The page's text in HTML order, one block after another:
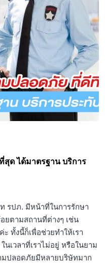
ด ได้มาตรฐาน บริการ
รปภ. มีหน้าที่ในการรักษา
ยตามสถานที่ต่างๆ เช่น
ทั้งนี้ก็เพื่อช่วยทำให้เรา
เวลาที่เราไม่อยู่ หรือในยาม
ปลอดภัยมีหลายบริษัทมาก